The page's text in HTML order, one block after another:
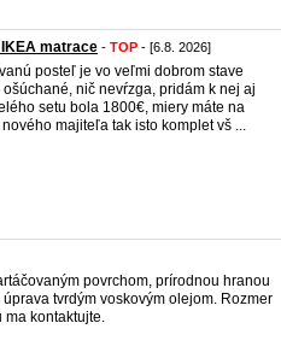
matrace - TOP - [6.8. 2026]
posteľ je vo veľmi dobrom stave
nič nevŕzga, pridám k nej aj
setu bola 1800€, miery máte na
majiteľa tak isto komplet vš ...
povrchom, prírodnou hranou
tvrdým voskovým olejom. Rozmer
ma kontaktujte.